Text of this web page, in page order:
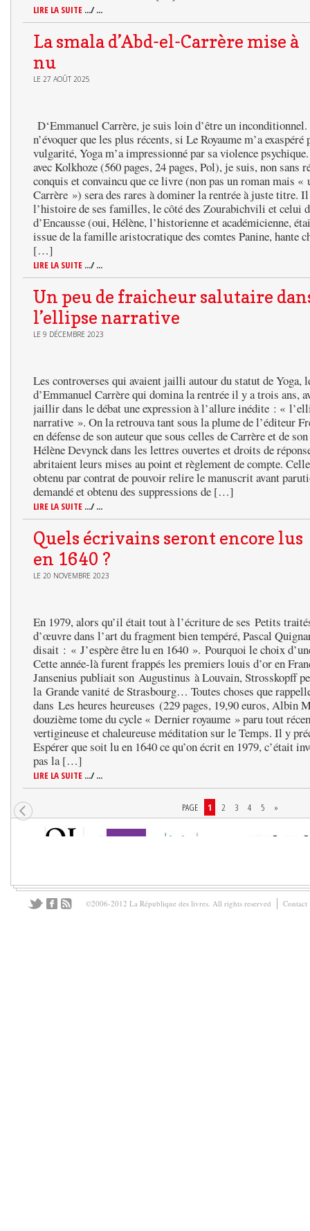
LIRE LA SUITE .../ ...
La smala d’Abd-el-Carrère mise à
nu
LE 27 AOÛT 2025
D‘Emmanuel Carrère, je suis loin d’être un inconditionnel.
n’évoquer que les plus récents, si Le Royaume m’a exaspéré
vulgarité, Yoga m’a impressionné par sa violence
avec Kolkhoze (560 pages, 24 pages, Pol), je suis, non sans
conquis et convaincu que ce livre (non pas un roman mais «
Carrère ») sera des rares à dominer la rentrée à juste titre.
l’histoire de ses familles, le côté des Zourabichvili et celui
d’Encausse (oui, Hélène, l’historienne et académicienne,
issue de la famille aristocratique des comtes Panine, hante
[…]
LIRE LA SUITE .../ ...
Un peu de fraicheur salutaire
l’ellipse narrative
LE 9 DÉCEMBRE 2023
Les controverses qui avaient jailli autour du statut de Yoga,
d’Emmanuel Carrère qui domina la rentrée il y a trois ans,
jaillir dans le débat une expression à l’allure inédite : «
narrative ». On la retrouva tant sous la plume de l’éditeur
en défense de son auteur que sous celles de Carrère et de
Hélène Devynck dans les lettres ouvertes et droits de
abritaient leurs mises au point et règlement de compte.
obtenu par contrat de pouvoir relire le manuscrit avant
demandé et obtenu des suppressions de […]
LIRE LA SUITE .../ ...
Quels écrivains seront encore lus
en 1640 ?
LE 20 NOVEMBRE 2023
En 1979, alors qu’il était tout à l’écriture de ses Petits
d’œuvre dans l’art du fragment bien tempéré, Pascal
disait : « J’espère être lu en 1640 ». Pourquoi le choix
Cette année-là furent frappés les premiers louis d’or en
Jansenius publiait son Augustinus à Louvain, Strosskopff
la Grande vanité de Strasbourg… Toutes choses que
dans Les heures heureuses (229 pages, 19,90 euros, Albin
douzième tome du cycle « Dernier royaume » paru tout
vertigineuse et chaleureuse méditation sur le Temps. Il y
Espérer que soit lu en 1640 ce qu’on écrit en 1979, c’était
pas la […]
LIRE LA SUITE .../ ...
PAGE 1 2 3 4 5 »
©2006-2012 La République des livres. All rights reserved Contact